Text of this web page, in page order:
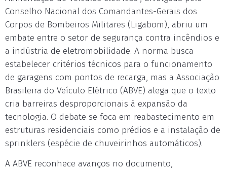
Conselho Nacional dos Comandantes-Gerais dos
Corpos de Bombeiros Militares (Ligabom), abriu um
embate entre o setor de segurança contra incêndios e
a indústria de eletromobilidade. A norma busca
estabelecer critérios técnicos para o funcionamento
de garagens com pontos de recarga, mas a Associação
Brasileira do Veículo Elétrico (ABVE) alega que o texto
cria barreiras desproporcionais à expansão da
tecnologia. O debate se foca em reabastecimento em
estruturas residenciais como prédios e a instalação de
sprinklers (espécie de chuveirinhos automáticos).
A ABVE reconhece avanços no documento,